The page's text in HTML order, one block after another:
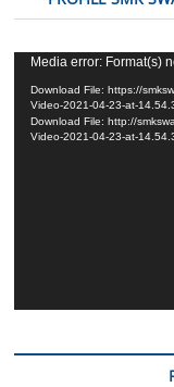
Video
Player
Media error: Format(s)
Download File: https://
Video-2021-04-23-at-
Download File: http://
Video-2021-04-23-at-